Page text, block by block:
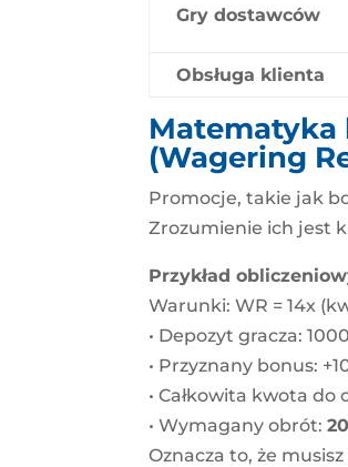
Gry dostawców
Obsługa klienta
Matematyka
(Wagering
Promocje, takie jak
Zrozumienie ich jest
Przykład
Warunki: WR = 14x
• Depozyt gracza:
• Przyznany bonus:
• Całkowita kwota do
• Wymagany obrót:
Oznacza to, że